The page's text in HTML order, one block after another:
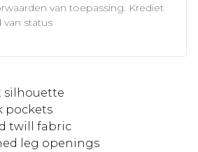
van toepassing. Krediet
status
silhouette
pockets
twill fabric
leg openings